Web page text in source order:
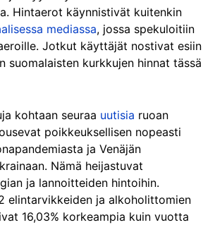
Hintaerot käynnistivät kuitenkin
mediassa, jossa spekuloitiin
Jotkut käyttäjät nostivat esiin
suomalaisten kurkkujen hinnat tässä
kohtaan seuraa uutisia ruoan
poikkeuksellisen nopeasti
ja Venäjän
Nämä heijastuvat
ja lannoitteiden hintoihin.
elintarvikkeiden ja alkoholittomien
16,03% korkeampia kuin vuotta